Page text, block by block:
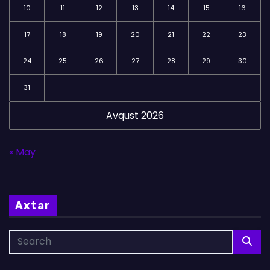
Avqust 2026
10 11 12 13 14 15 16
17 18 19 20 21 22 23
24 25 26 27 28 29 30
31
« May
Axtar